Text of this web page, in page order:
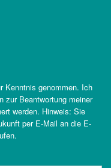
Kenntnis genommen. Ich
zur Beantwortung meiner
werden. Hinweis: Sie
per E-Mail an die E-